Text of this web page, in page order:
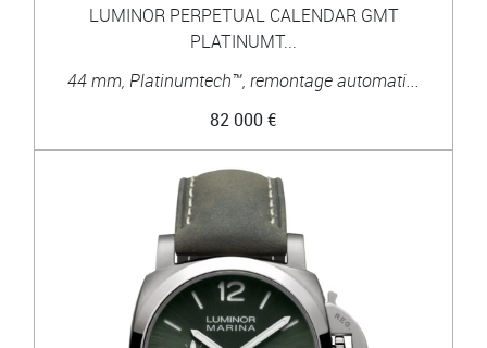
LUMINOR PERPETUAL CALENDAR GMT
PLATINUMT...
44 mm, Platinumtech™, remontage automati...
82 000 €